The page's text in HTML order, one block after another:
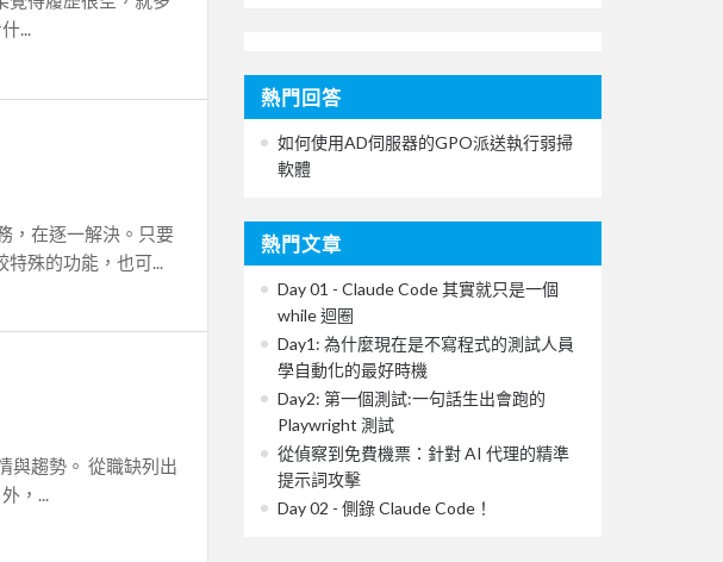
...
，在逐一解決。只要
殊的功能，也可...
與趨勢。 從職缺列出
，...
熱門回答
如何使用AD伺服器的GPO派送執行弱掃
軟體
熱門文章
Day 01 - Claude Code 其實就只是一個
while 迴圈
Day1: 為什麼現在是不寫程式的測試人員
學自動化的最好時機
Day2: 第一個測試:一句話生出會跑的
Playwright 測試
從偵察到免費機票：針對 AI 代理的精準
提示詞攻擊
Day 02 - 側錄 Claude Code！